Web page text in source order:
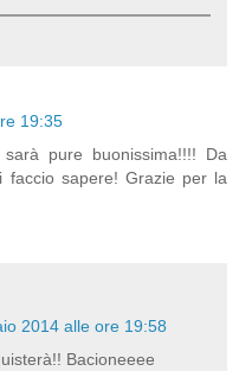
19:35
pure buonissima!!!! Da
faccio sapere! Grazie per la
2014 alle ore 19:58
Bacioneeee